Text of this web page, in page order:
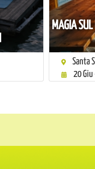
MAGIA
Santa
20